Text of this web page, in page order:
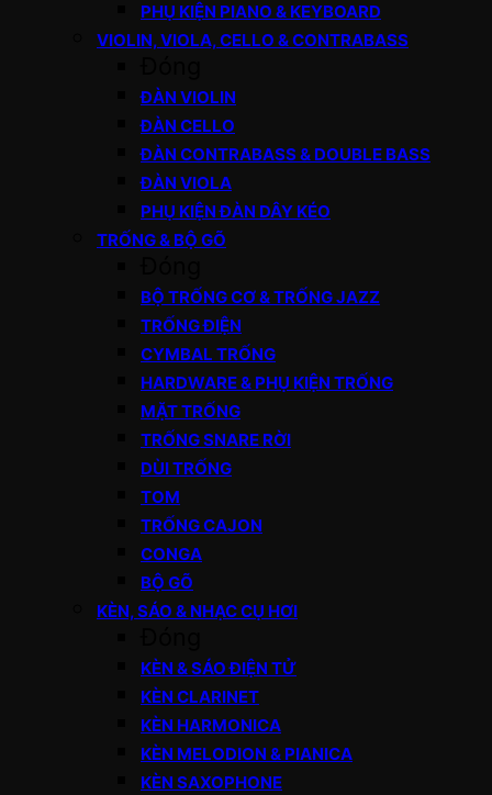
PHỤ KIỆN PIANO & KEYBOARD
VIOLIN, VIOLA, CELLO & CONTRABASS
ĐÀN VIOLIN
ĐÀN CELLO
ĐÀN CONTRABASS & DOUBLE BASS
ĐÀN VIOLA
PHỤ KIỆN ĐÀN DÂY KÉO
TRỐNG & BỘ GÕ
BỘ TRỐNG CƠ & TRỐNG JAZZ
TRỐNG ĐIỆN
CYMBAL TRỐNG
HARDWARE & PHỤ KIỆN TRỐNG
MẶT TRỐNG
TRỐNG SNARE RỜI
DÙI TRỐNG
TOM
TRỐNG CAJON
CONGA
BỘ GÕ
KÈN, SÁO & NHẠC CỤ HƠI
KÈN & SÁO ĐIỆN TỬ
KÈN CLARINET
KÈN HARMONICA
KÈN MELODION & PIANICA
KÈN SAXOPHONE